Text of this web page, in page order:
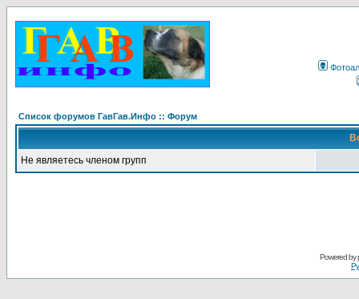
Список форумов ГавГав.Инфо :: Форум
Не являетесь членом групп
Powered by